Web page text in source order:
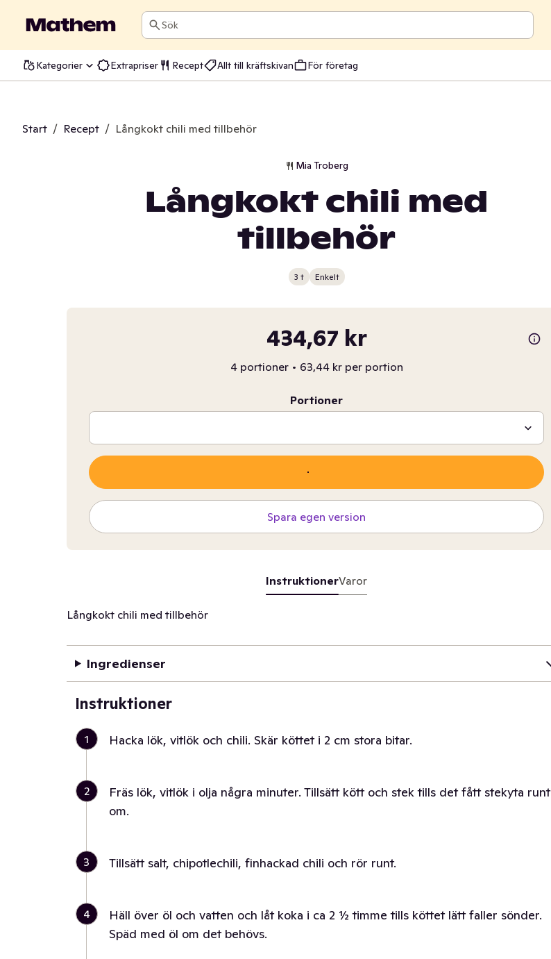
Sök
Kategorier Extrapriser Recept Allt till kräftskivan För företag
Start / Recept / Långkokt chili med tillbehör
Mia Troberg
Långkokt chili med
tillbehör
3 t Enkelt
434,67 kr
4 portioner • 63,44 kr per portion
Portioner
Spara egen version
InstruktionerVaror
Långkokt chili med tillbehör
Ingredienser
Instruktioner
1 Hacka lök, vitlök och chili. Skär köttet i 2 cm stora bitar.
2
Fräs lök, vitlök i olja några minuter. Tillsätt kött och stek tills det fått stekyta runt
om.
3 Tillsätt salt, chipotlechili, finhackad chili och rör runt.
4
Häll över öl och vatten och låt koka i ca 2 ½ timme tills köttet lätt faller sönder.
Späd med öl om det behövs.